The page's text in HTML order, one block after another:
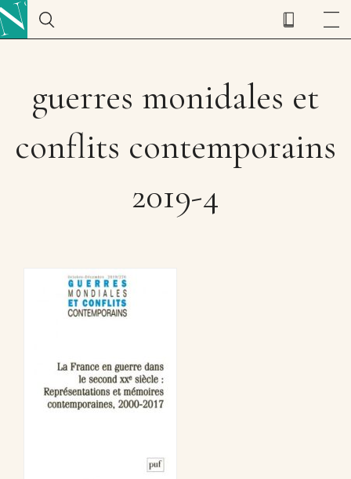
guerres monidales et
conflits contemporains
2019-4